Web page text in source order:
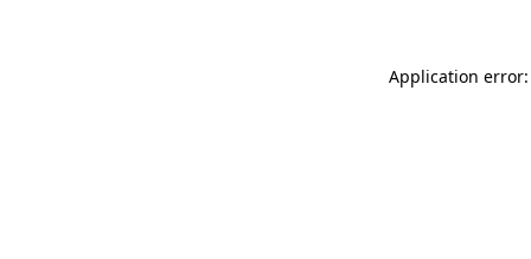
Application